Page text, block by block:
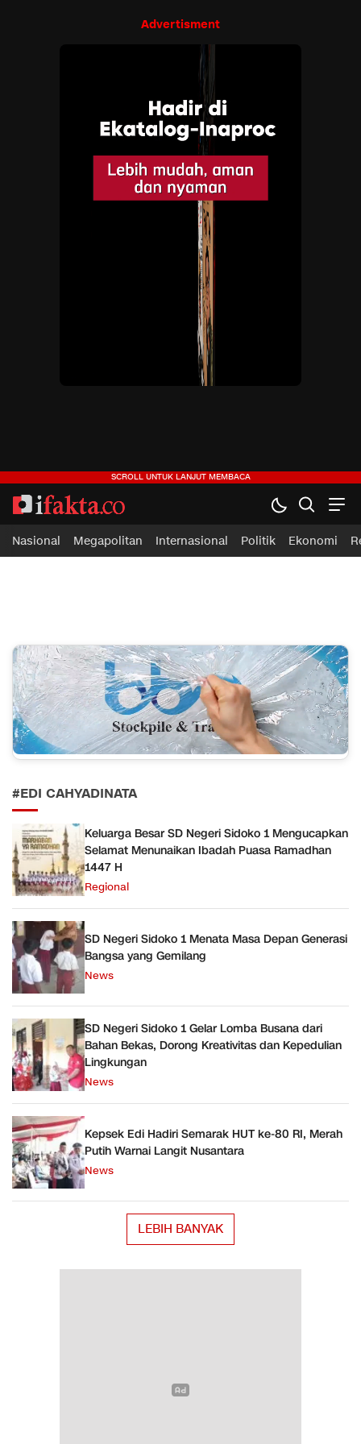
Advertisment
ifakta.co
#pastibenar
Nasional Megapolitan Internasional Politik Ekonomi
#EDI CAHYADINATA
Keluarga Besar SD Negeri Sidoko 1 Mengucapkan
Selamat Menunaikan Ibadah Puasa Ramadhan
1447 H
Regional
SD Negeri Sidoko 1 Menata Masa Depan Generasi
Bangsa yang Gemilang
News
SD Negeri Sidoko 1 Gelar Lomba Busana dari
Bahan Bekas, Dorong Kreativitas dan Kepedulian
Lingkungan
News
Kepsek Edi Hadiri Semarak HUT ke-80 RI, Merah
Putih Warnai Langit Nusantara
News
LEBIH BANYAK